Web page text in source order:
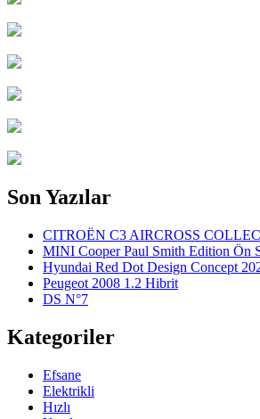
Son Yazılar
CITROËN C3 AIRCROSS
MINI Cooper Paul Smith Edition Ön
Hyundai Red Dot Design Concept
Peugeot 2008 1.2 Hibrit
DS N°7
Kategoriler
Efsane
Elektrikli
Hızlı